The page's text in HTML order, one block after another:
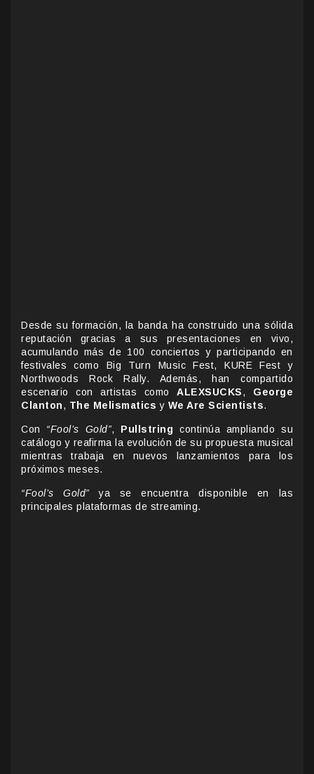
Desde su formación, la banda ha construido una sólida
reputación gracias a sus presentaciones en vivo,
acumulando más de 100 conciertos y participando en
festivales como Big Turn Music Fest, KURE Fest y
Northwoods Rock Rally. Además, han compartido
escenario con artistas comoALEXSUCKS, George
Clanton, The Melismatics y We Are Scientists.
Con “Fool’s Gold”, Pullstring continúa ampliando su
catálogo y reafirma la evolución de su propuesta musical
mientras trabaja en nuevos lanzamientos para los
próximos meses.
“Fool’s Gold” ya se encuentra disponible en las
principales plataformas de streaming.